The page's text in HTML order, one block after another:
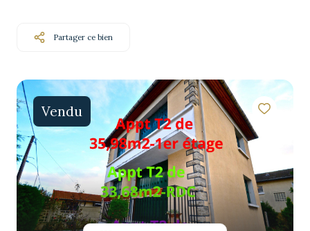
PRO
PRO
VENDU
LOCATION
VENTE
ESTIMATION
EQUIPE
Partager ce bien
Vendu